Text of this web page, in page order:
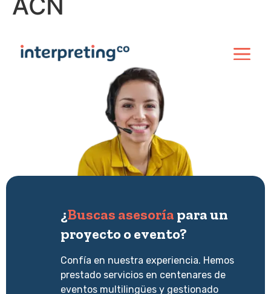
¿Buscas asesoría para un
proyecto o evento?
Confía en nuestra experiencia. Hemos
prestado servicios en centenares de
eventos multilingües y gestionado